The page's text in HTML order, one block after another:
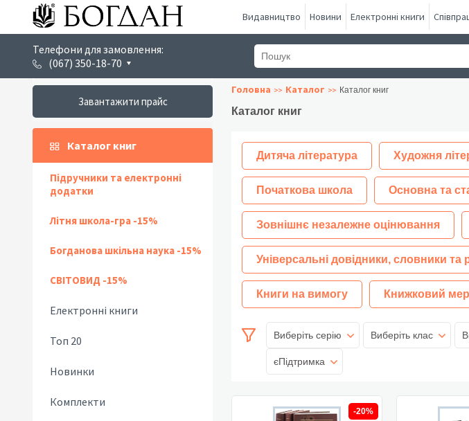
Видавництво Новини Електронні книги
Телефони для замовлення:
(067) 350-18-70
Завантажити прайс
Каталог книг
Підручники та електронні
додатки
Літня школа-гра -15%
Богданова шкільна наука -15%
СВІТОВИД -15%
Електронні книги
Топ 20
Новинки
Комплекти
Головна Каталог Каталог книг
Каталог книг
Дитяча література Художня
Початкова школа Основна та
Зовнішнє незалежне оцінювання
Універсальні довідники, словники та
Книги на вимогу Книжковий
Виберіть серію Виберіть клас
єПідтримка
-20%